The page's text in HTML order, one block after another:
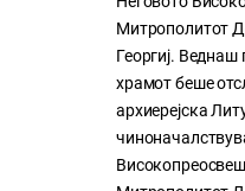
Митрополитот
Георгиј.
храмот беше
архиерејска